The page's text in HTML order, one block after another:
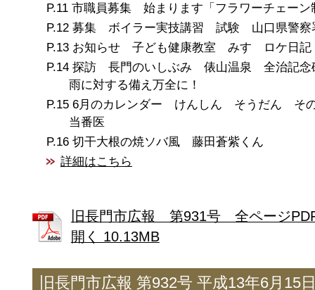
市職員募集 始まります「フラワーチェーン
募集 ボイラー実技講習 試験 山口県警察
お知らせ 子ども健康教室 みすゞロケ日記
探訪 長門のいしぶみ 俵山温泉 全治記
雨に対する備え万全に！
6月のカレンダー けんしん そうだん そ
当番医
切干大根の焼ソバ風 藤田蒼紫くん
詳細はこちら
旧長門市広報 第931号 全ページ
開く 10.13MB
旧長門市広報 第932号 平成13年6月15